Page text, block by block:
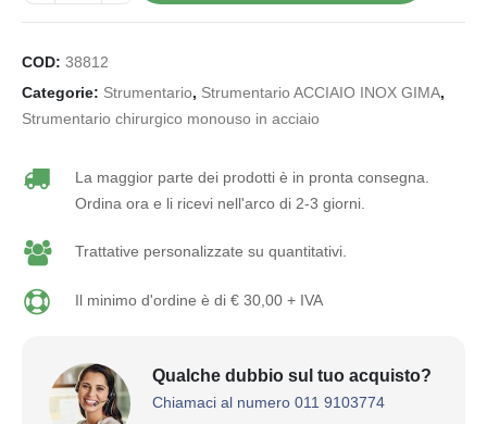
COD: 38812
Categorie: Strumentario, Strumentario ACCIAIO INOX GIMA,
Strumentario chirurgico monouso in acciaio
La maggior parte dei prodotti è in pronta consegna.
Ordina ora e li ricevi nell'arco di 2-3 giorni.
Trattative personalizzate su quantitativi.
Il minimo d'ordine è di € 30,00 + IVA
Qualche dubbio sul tuo acquisto?
Chiamaci al numero 011 9103774